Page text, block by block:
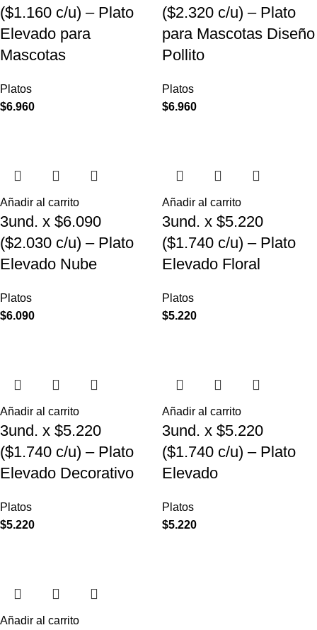
($1.160 c/u) – Plato
Elevado para
Mascotas
Platos
$6.960
($2.320 c/u) – Plato
para Mascotas Diseño
Pollito
Platos
$6.960
Añadir al carrito
3und. x $6.090
($2.030 c/u) – Plato
Elevado Nube
Platos
$6.090
Añadir al carrito
3und. x $5.220
($1.740 c/u) – Plato
Elevado Floral
Platos
$5.220
Añadir al carrito
3und. x $5.220
($1.740 c/u) – Plato
Elevado Decorativo
Platos
$5.220
Añadir al carrito
3und. x $5.220
($1.740 c/u) – Plato
Elevado
Platos
$5.220
Añadir al carrito